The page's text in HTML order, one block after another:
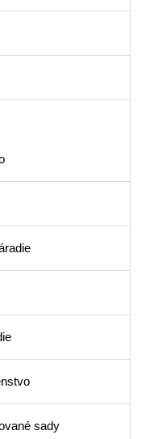
sady